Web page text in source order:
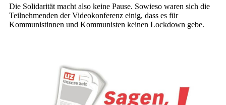
Die Solidarität macht also keine Pause. Sowieso waren sich die
Teilnehmenden der Videokonferenz einig, dass es für
Kommunistinnen und Kommunisten keinen Lockdown gebe.